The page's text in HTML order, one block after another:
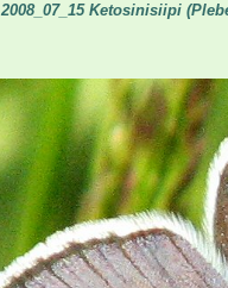
2008_07_15 Ketosinisiipi